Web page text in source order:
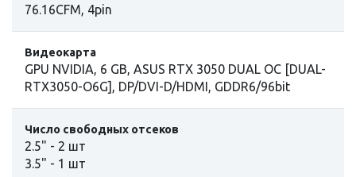
76.16CFM, 4pin
Видеокарта
GPU NVIDIA, 6 GB, ASUS RTX 3050 DUAL OC [DUAL-
RTX3050-O6G], DP/DVI-D/HDMI, GDDR6/96bit
Число свободных отсеков
2.5" - 2 шт
3.5" - 1 шт